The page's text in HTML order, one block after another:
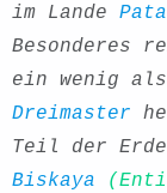
im Lande
Besonderes
ein wenig als
Dreimaster
Teil der
Biskaya